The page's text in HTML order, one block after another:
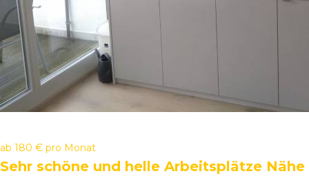
ab 180 € pro Monat
Sehr schöne und helle Arbeitsplätze Nähe